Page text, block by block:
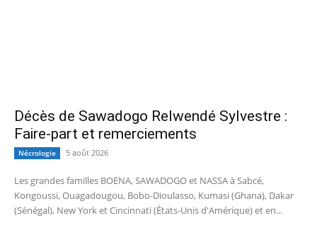
Décès de Sawadogo Relwendé Sylvestre :
Faire-part et remerciements
Nécrologie 5 août 2026
Les grandes familles BOENA, SAWADOGO et NASSA à Sabcé,
Kongoussi, Ouagadougou, Bobo-Dioulasso, Kumasi (Ghana), Dakar
(Sénégal), New York et Cincinnati (États-Unis d'Amérique) et en...